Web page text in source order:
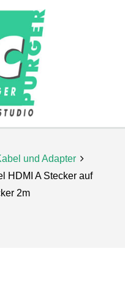
und Adapter
HDMI A Stecker auf
2m